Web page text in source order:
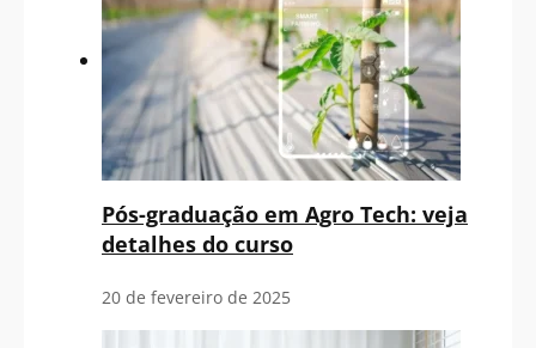
Pós-graduação em Agro Tech: veja
detalhes do curso
20 de fevereiro de 2025